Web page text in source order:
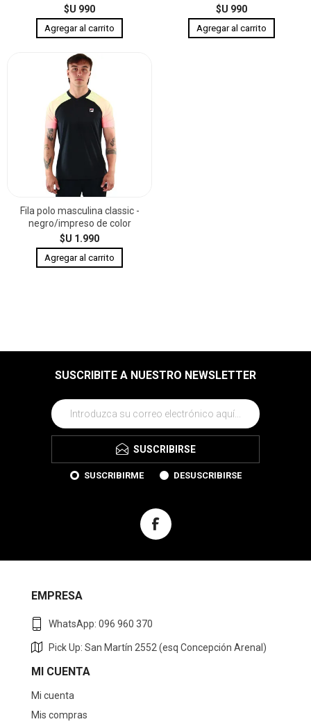
$U 990
$U 990
Fila polo masculina classic -
negro/impreso de color
$U 1.990
SUSCRIBITE A NUESTRO NEWSLETTER
SUSCRIBIRSE
SUSCRIBIRME DESUSCRIBIRSE
EMPRESA
WhatsApp: 096 960 370
Pick Up: San Martín 2552 (esq Concepción Arenal)
MI CUENTA
Mi cuenta
Mis compras